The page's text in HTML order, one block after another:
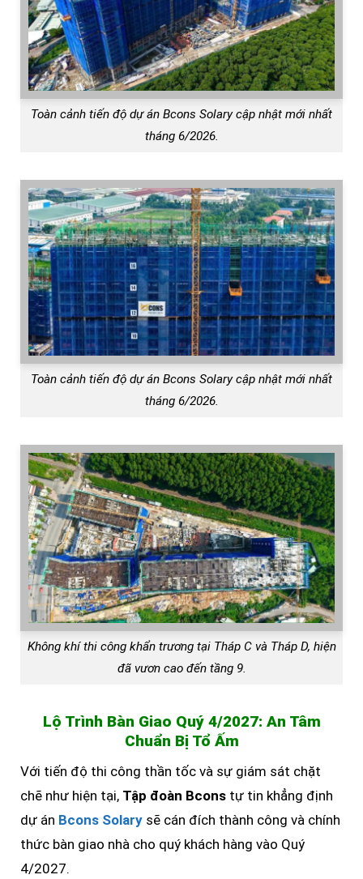
Toàn cảnh tiến độ dự án Bcons Solary cập nhật mới nhất
tháng 6/2026.
Toàn cảnh tiến độ dự án Bcons Solary cập nhật mới nhất
tháng 6/2026.
Không khí thi công khẩn trương tại Tháp C và Tháp D, hiện
đã vươn cao đến tầng 9.
Lộ Trình Bàn Giao Quý 4/2027: An Tâm
Chuẩn Bị Tổ Ấm
Với tiến độ thi công thần tốc và sự giám sát chặt
chẽ như hiện tại, Tập đoàn Bcons tự tin khẳng định
dự án Bcons Solary sẽ cán đích thành công và chính
thức bàn giao nhà cho quý khách hàng vào Quý
4/2027.